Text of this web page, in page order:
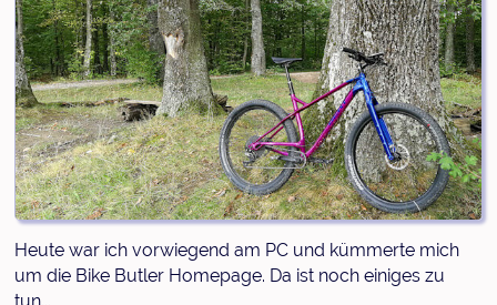
Heute war ich vorwiegend am PC und kümmerte mich
um die Bike Butler Homepage. Da ist noch einiges zu